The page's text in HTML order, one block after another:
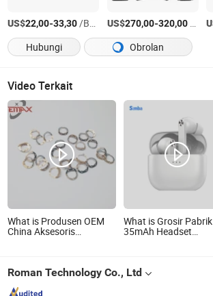
US$22,00-33,30/Bagian US$270,00-320,00/Bagian
Hubungi
Obrolan
Video Terkait
What is Produsen OEM
China Aksesoris
What is Grosir Pabrik
35mAh Headset
Roman Technology Co., Ltd